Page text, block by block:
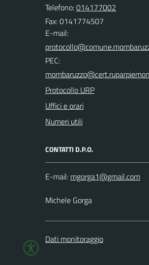
Telefono:014177002
Fax: 0141774507
E-mail:
PEC:
Protocollo URP
Uffici e orari
Numeri utili
CONTATTI D.P.O.
E-mail:
Michele Gorga
Dati monitoraggio